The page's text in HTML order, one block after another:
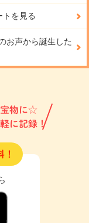
トを見る
お声から誕生した
宝物に☆
に記録！